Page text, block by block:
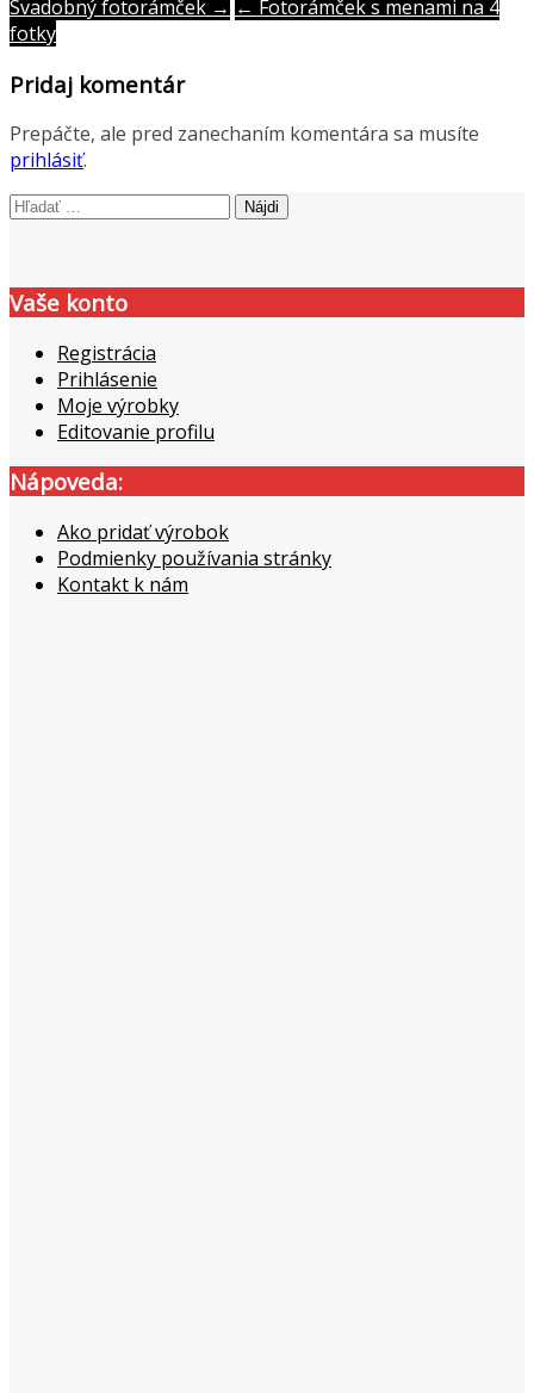
Post
navigation
Svadobný fotorámček → ← Fotorámček s menami na 4
fotky
Pridaj komentár
Prepáčte, ale pred zanechaním komentára sa musíte
prihlásiť.
Hľadať:
Vaše konto
Registrácia
Prihlásenie
Moje výrobky
Editovanie profilu
Nápoveda:
Ako pridať výrobok
Podmienky používania stránky
Kontakt k nám